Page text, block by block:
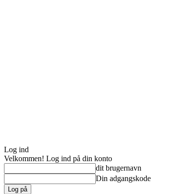
Log ind
Velkommen! Log ind på din konto
dit brugernavn
Din adgangskode